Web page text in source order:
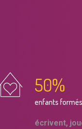
50%
enfants formés
écrivent,